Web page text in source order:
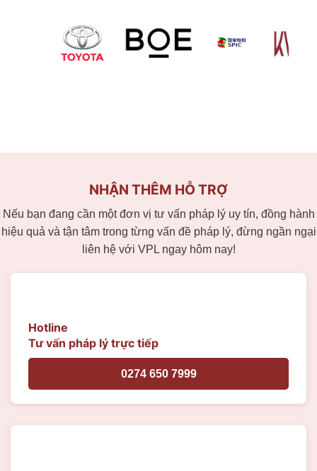
NHẬN THÊM HỖ TRỢ
Nếu bạn đang cần một đơn vị tư vấn pháp lý uy tín, đồng hành
hiệu quả và tận tâm trong từng vấn đề pháp lý, đừng ngần ngại
liên hệ với VPL ngay hôm nay!
Hotline
Tư vấn pháp lý trực tiếp
0274 650 7999